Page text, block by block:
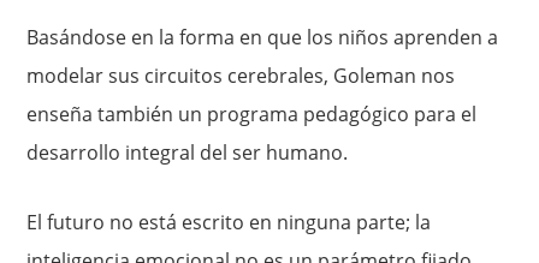
Basándose en la forma en que los niños aprenden a
modelar sus circuitos cerebrales, Goleman nos
enseña también un programa pedagógico para el
desarrollo integral del ser humano.
El futuro no está escrito en ninguna parte; la